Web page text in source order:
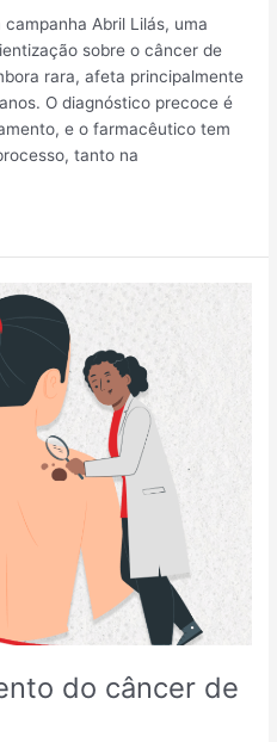
Abril Lilás, uma
sobre o câncer de
rara, afeta principalmente
O diagnóstico precoce é
e o farmacêutico tem
tanto na
do câncer de